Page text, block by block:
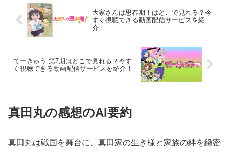
大家さんは思春期！はどこで見れる？今
すぐ視聴できる動画配信サービスを紹
介！
てーきゅう 第7期はどこで見れる？今す
ぐ視聴できる動画配信サービスを紹介！
真田丸の感想のAI要約
真田丸は戦国を舞台に、真田家の生き様と家族の絆を緻密